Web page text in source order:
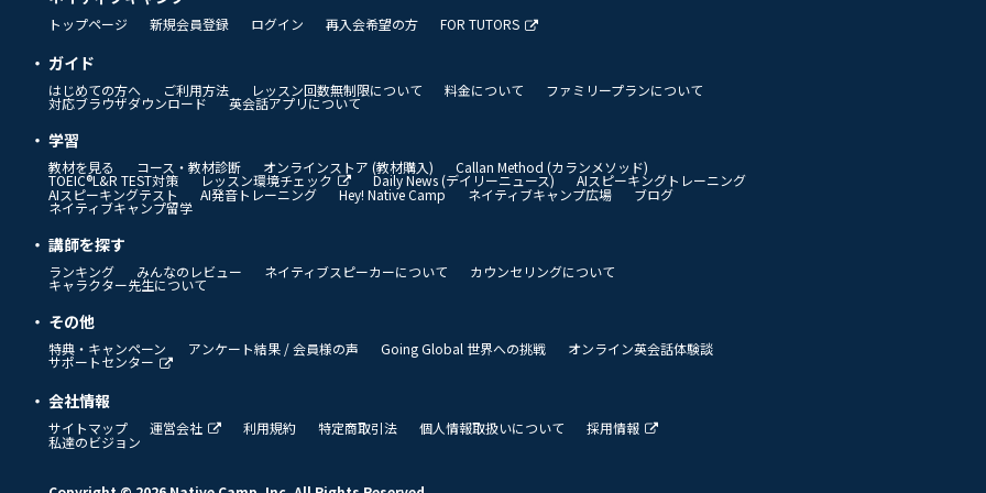
トップページ 新規会員登録 ログイン 再入会希望の方 FOR TUTORS
ガイド
はじめての方へ ご利用方法 レッスン回数無制限について 料金について ファミリープランについて
対応ブラウザダウンロード 英会話アプリについて
学習
教材を見る コース・教材診断 オンラインストア (教材購入) Callan Method (カランメソッド)
TOEIC®L&R TEST対策 レッスン環境チェック Daily News (デイリーニュース)
AIスピーキングトレーニング
AIスピーキングテスト
AI発音トレーニング Hey! Native Camp ネイティブキャンプ広場 ブログ
ネイティブキャンプ留学
講師を探す
ランキング みんなのレビュー ネイティブスピーカーについて カウンセリングについて
キャラクター先生について
その他
特典・キャンペーン アンケート結果 / 会員様の声 Going Global 世界への挑戦 オンライン英会話体験談
サポートセンター
会社情報
サイトマップ 運営会社 利用規約 特定商取引法 個人情報取扱いについて 採用情報
私達のビジョン